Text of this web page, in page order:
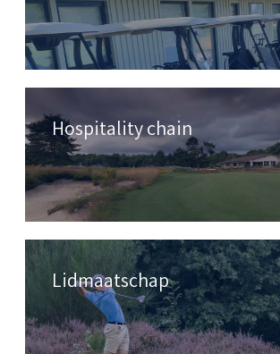
Hospitality chain
Lidmaatschap